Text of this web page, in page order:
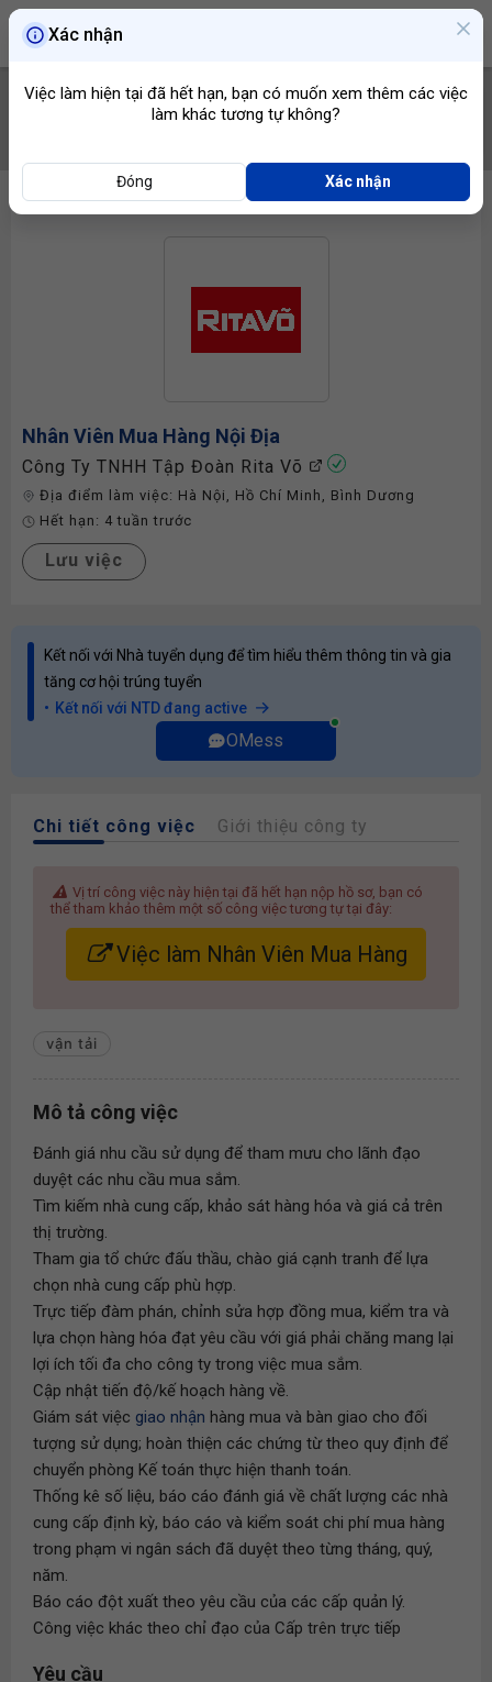
Nhân Viên Mua Hàng Nội Địa
Công Ty TNHH Tập Đoàn Rita Võ
Địa điểm làm việc: Hà Nội , Hồ Chí Minh , Bình Dương
Hết hạn: 4 tuần trước
Lưu việc
Kết nối với Nhà tuyển dụng để tìm hiểu thêm thông tin và gia
tăng cơ hội trúng tuyển
Kết nối với NTD đang active
OMess
Chi tiết công việc Giới thiệu công ty
Vị trí công việc này hiện tại đã hết hạn nộp hồ sơ, bạn có
thể tham khảo thêm một số công việc tương tự tại đây:
Việc làm Nhân Viên Mua Hàng
vận tải
Mô tả công việc
Đánh giá nhu cầu sử dụng để tham mưu cho lãnh đạo
duyệt các nhu cầu mua sắm.
Tìm kiếm nhà cung cấp, khảo sát hàng hóa và giá cả trên
thị trường.
Tham gia tổ chức đấu thầu, chào giá cạnh tranh để lựa
chọn nhà cung cấp phù hợp.
Trực tiếp đàm phán, chỉnh sửa hợp đồng mua, kiểm tra và
lựa chọn hàng hóa đạt yêu cầu với giá phải chăng mang lại
lợi ích tối đa cho công ty trong việc mua sắm.
Cập nhật tiến độ/kế hoạch hàng về.
Giám sát việc giao nhận hàng mua và bàn giao cho đối
tượng sử dụng; hoàn thiện các chứng từ theo quy định để
chuyển phòng Kế toán thực hiện thanh toán.
Thống kê số liệu, báo cáo đánh giá về chất lượng các nhà
cung cấp định kỳ, báo cáo và kiểm soát chi phí mua hàng
trong phạm vi ngân sách đã duyệt theo từng tháng, quý,
năm.
Báo cáo đột xuất theo yêu cầu của các cấp quản lý.
Công việc khác theo chỉ đạo của Cấp trên trực tiếp
Yêu cầu
Xác nhận
Việc làm hiện tại đã hết hạn, bạn có muốn xem thêm các việc
làm khác tương tự không?
Đóng Xác nhận